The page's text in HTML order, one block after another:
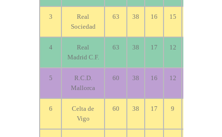
3
Real
Sociedad
63 38 16 15
4
Real
Madrid C.F.
63 38 17 12
5
R.C.D.
Mallorca
60 38 16 12
6
Celta de
Vigo
60 38 17 9